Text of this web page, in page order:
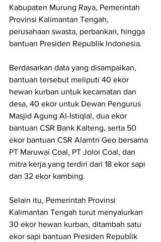
Kabupaten Murung Raya, Pemerintah
Provinsi Kalimantan Tengah,
perusahaan swasta, perbankan, hingga
bantuan Presiden Republik Indonesia.
Berdasarkan data yang disampaikan,
bantuan tersebut meliputi 40 ekor
hewan kurban untuk kecamatan dan
desa, 40 ekor untuk Dewan Pengurus
Masjid Agung Al-Istiqlal, dua ekor
bantuan CSR Bank Kalteng, serta 50
ekor bantuan CSR Alamtri Geo bersama
PT Maruwai Coal, PT Joloi Coal, dan
mitra kerja yang terdiri dari 18 ekor sapi
dan 32 ekor kambing.
Selain itu, Pemerintah Provinsi
Kalimantan Tengah turut menyalurkan
30 ekor hewan kurban, ditambah satu
ekor sapi bantuan Presiden Republik